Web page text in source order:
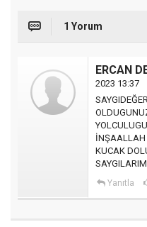
1 Yorum
ERCAN
2023 13:37
İNŞAALLAH
KUCAK
Yanıtla